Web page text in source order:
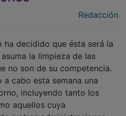
la limpieza de las
no son de su competencia.
cabo esta semana una
incluyendo tanto los
aquellos cuya
a otras administraciones,